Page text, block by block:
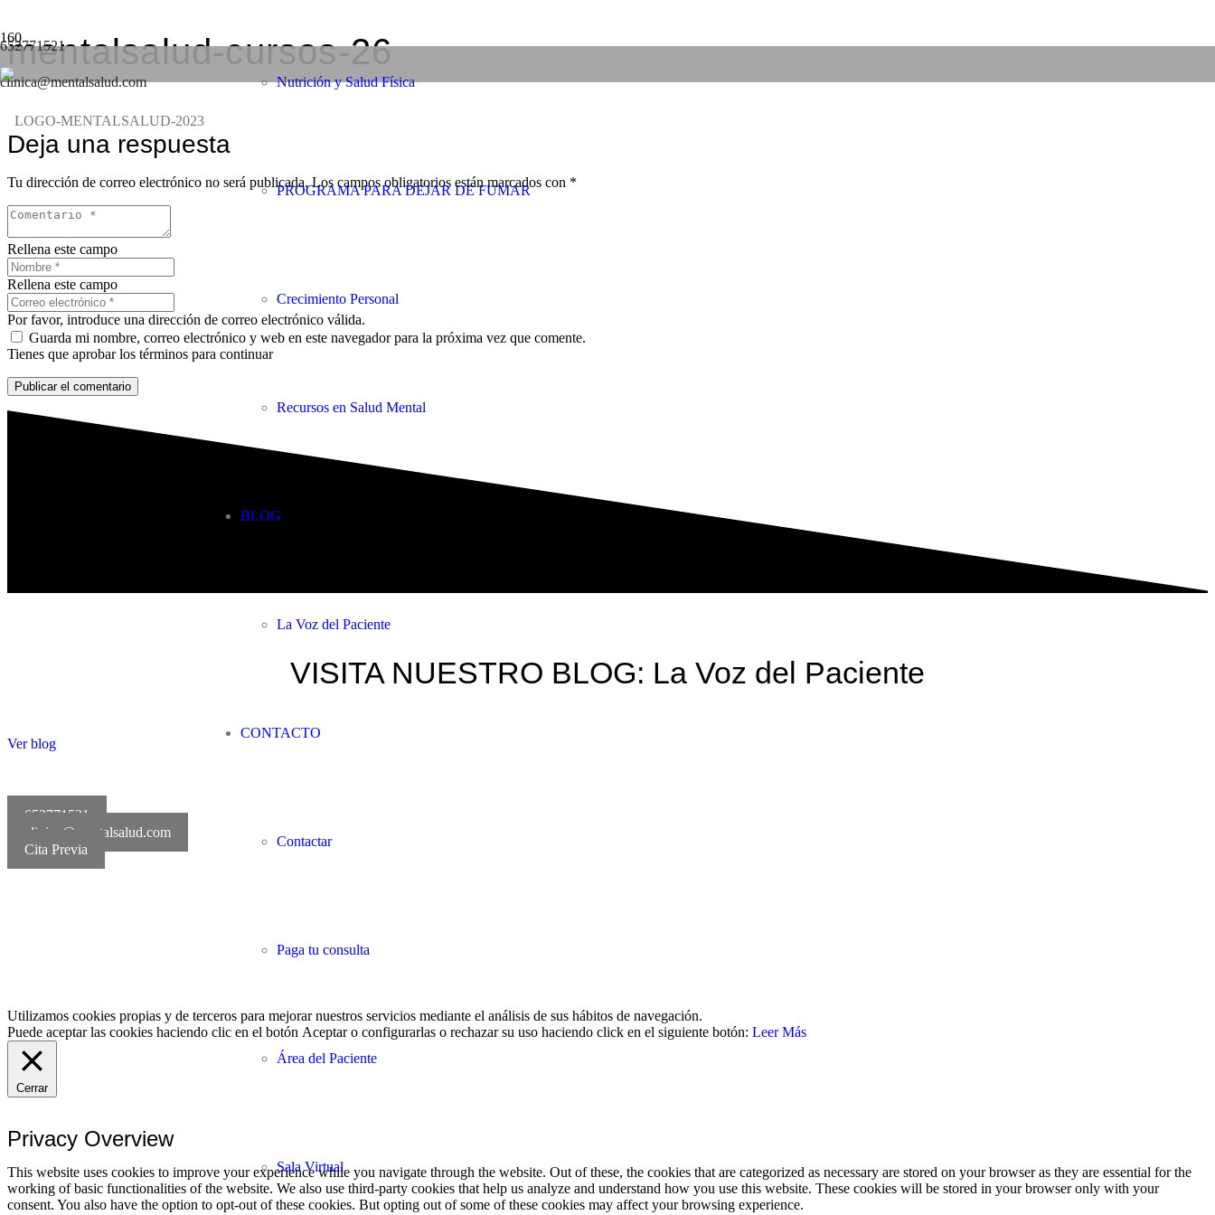
652771521
clinica@mentalsalud.com Nutrición y Salud Física
PROGRAMA PARA DEJAR DE FUMAR
Crecimiento Personal
Recursos en Salud Mental
BLOG
La Voz del Paciente
CONTACTO
Contactar
Paga tu consulta
Área del Paciente
Sala Virtual
mentalsalud-cursos-26
Deja una respuesta
Tu dirección de correo electrónico no será publicada. Los campos obligatorios están marcados con *
Rellena este campo
Rellena este campo
Por favor, introduce una dirección de correo electrónico válida.
Guarda mi nombre, correo electrónico y web en este navegador para la próxima vez que comente.
Tienes que aprobar los términos para continuar
Publicar el comentario
VISITA NUESTRO BLOG: La Voz del Paciente
Ver blog
652771521
clinica@mentalsalud.com
Cita Previa
Utilizamos cookies propias y de terceros para mejorar nuestros servicios mediante el análisis de sus hábitos de navegación.
Puede aceptar las cookies haciendo clic en el botón Aceptaro configurarlas o rechazar su uso haciendo click en el siguiente botón: Leer Más
Cerrar
Privacy Overview
This website uses cookies to improve your experience while you navigate through the website. Out of these, the cookies that are categorized as necessary are stored on your browser as they are essential for the
working of basic functionalities of the website. We also use third-party cookies that help us analyze and understand how you use this website. These cookies will be stored in your browser only with your
consent. You also have the option to opt-out of these cookies. But opting out of some of these cookies may affect your browsing experience.